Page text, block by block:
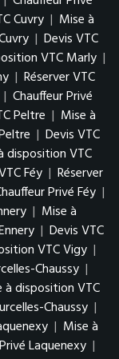
Cuvry | Mise à
| Devis VTC
VTC Marly |
| Réserver VTC
| Chauffeur Privé
Peltre | Mise à
| Devis VTC
disposition VTC
Féy | Réserver
Privé Féy |
| Mise à
| Devis VTC
VTC Vigy |
Chaussy |
à disposition VTC
Chaussy |
| Mise à
Laquenexy |